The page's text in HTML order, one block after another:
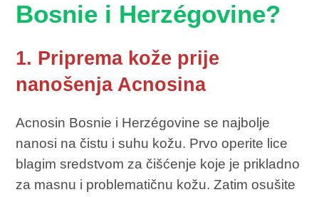
Bosnie i Herzégovine?
1. Priprema kože prije
nanošenja Acnosina
Acnosin Bosnie i Herzégovine se najbolje
nanosi na čistu i suhu kožu. Prvo operite lice
blagim sredstvom za čišćenje koje je prikladno
za masnu i problematičnu kožu. Zatim osušite